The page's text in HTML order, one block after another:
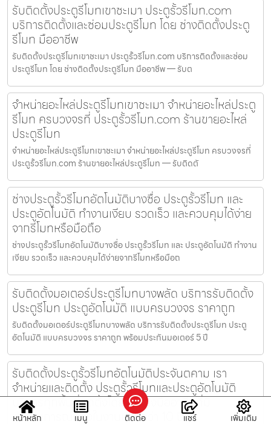
รับติดตั้งประตูรีโมทเขาชะเมา ประตูรั้วรีโมท.com
บริการติดตั้งและซ่อมประตูรีโมท โดย ช่างติดตั้งประตู
รีโมท มืออาชีพ
รับติดตั้งประตูรีโมทเขาชะเมา ประตูรั้วรีโมท.com บริการติดตั้งและซ่อม
ประตูรีโมท โดย ช่างติดตั้งประตูรีโมท มืออาชีพ — รับต
จำหน่ายอะไหล่ประตูรีโมทเขาชะเมา จำหน่ายอะไหล่ประตู
รีโมท ครบวงจรที่ ประตูรั้วรีโมท.com ร้านขายอะไหล่
ประตูรีโมท
จำหน่ายอะไหล่ประตูรีโมทเขาชะเมา จำหน่ายอะไหล่ประตูรีโมท ครบวงจรที่
ประตูรั้วรีโมท.com ร้านขายอะไหล่ประตูรีโมท — รับติดตั
ช่างประตูรั้วรีโมทอัตโนมัติบางซื่อ ประตูรั้วรีโมท และ
ประตูอัตโนมัติ ทำงานเงียบ รวดเร็ว และควบคุมได้ง่าย
จากรีโมทหรือมือถือ
ช่างประตูรั้วรีโมทอัตโนมัติบางซื่อ ประตูรั้วรีโมท และ ประตูอัตโนมัติ ทำงาน
เงียบ รวดเร็ว และควบคุมได้ง่ายจากรีโมทหรือมือถ
รับติดตั้งมอเตอร์ประตูรีโมทบางพลัด บริการรับติดตั้ง
ประตูรีโมท ประตูอัตโนมัติ แบบครบวงจร ราคาถูก
รับติดตั้งมอเตอร์ประตูรีโมทบางพลัด บริการรับติดตั้งประตูรีโมท ประตู
อัตโนมัติ แบบครบวงจร ราคาถูก พร้อมประกันมอเตอร์ 5 ปี
รับติดตั้งประตูรั้วรีโมทอัตโนมัติประจันตคาม เรา
จำหน่ายและติดตั้ง ประตูรั้วรีโมทและประตูอัตโนมัติ
บริการทุกพื้นที่ติดตั้งโดยทีมช่างมืออาชีพที่มี
ประสบการณ์ตรงในงานมากกว่า 10 ปี
หน้าหลัก เมนู ติดต่อ แชร์ เพิ่มเติม